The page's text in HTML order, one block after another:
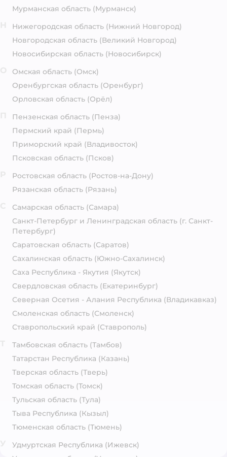
Мурманская область (Мурманск)
Нижегородская область (Нижний Новгород)
Новгородская область (Великий Новгород)
Новосибирская область (Новосибирск)
Омская область (Омск)
Оренбургская область (Оренбург)
Орловская область (Орёл)
Пензенская область (Пенза)
Пермский край (Пермь)
Приморский край (Владивосток)
Псковская область (Псков)
Ростовская область (Ростов-на-Дону)
Рязанская область (Рязань)
Самарская область (Самара)
Санкт-Петербург и Ленинградская область (г. Санкт-
Петербург)
Саратовская область (Саратов)
Сахалинская область (Южно-Сахалинск)
Саха Республика - Якутия (Якутск)
Свердловская область (Екатеринбург)
Северная Осетия - Алания Республика (Владикавказ)
Смоленская область (Смоленск)
Ставропольский край (Ставрополь)
Тамбовская область (Тамбов)
Татарстан Республика (Казань)
Тверская область (Тверь)
Томская область (Томск)
Тульская область (Тула)
Тыва Республика (Кызыл)
Тюменская область (Тюмень)
Удмуртская Республика (Ижевск)